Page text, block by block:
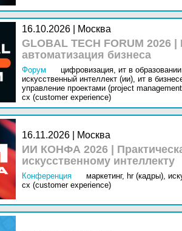
16.10.2026 | Москва
GLOBAL TECH FORUM
автоматизация бизнеса
Форум цифровизация, ит в
искусственный интеллект (ии), ит в
управление проектами (project
cx (customer experience)
16.11.2026 | Москва
ИИ КОНФА 2026 |
искусственному интеллекту
Конференция маркетинг, hr (кадры),
cx (customer experience)